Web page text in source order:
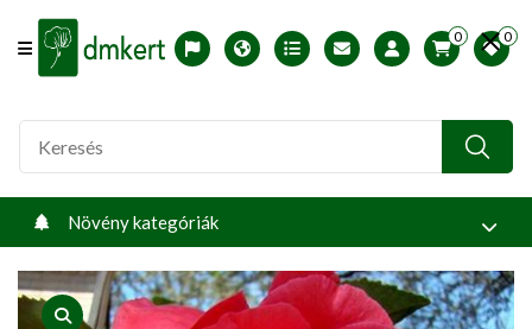
Offcanvas Menu Open
English version
Télállósági zónák
Nyomtatható ABC árjegyzék
Profilom
0 0
Növény kategóriák